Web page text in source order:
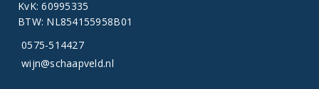
KvK: 60995335
BTW: NL854155958B01
0575-514427
wijn@schaapveld.nl